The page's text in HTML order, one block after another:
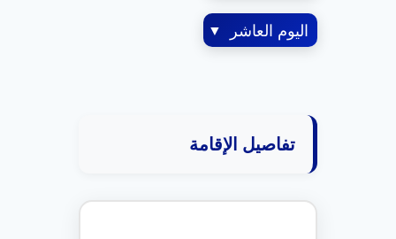
اليوم العاشر ▼
تفاصيل الإقامة